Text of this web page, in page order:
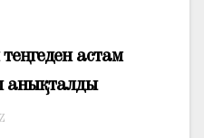
астам
анықталды